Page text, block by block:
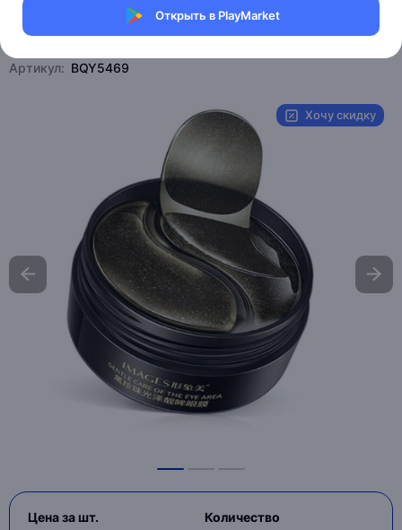
Открыть в PlayMarket
Магазин Bioaqua
Артикул: BQY5469
Хочу скидку
Цена за шт. Количество